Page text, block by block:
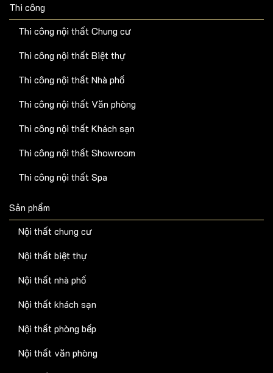
Thi công
Thi công nội thất Chung cư
Thi công nội thất Biệt thự
Thi công nội thất Nhà phố
Thi công nội thất Văn phòng
Thi công nội thất Khách sạn
Thi công nội thất Showroom
Thi công nội thất Spa
Sản phẩm
Nội thất chung cư
Nội thất biệt thự
Nội thất nhà phố
Nội thất khách sạn
Nội thất phòng bếp
Nội thất văn phòng